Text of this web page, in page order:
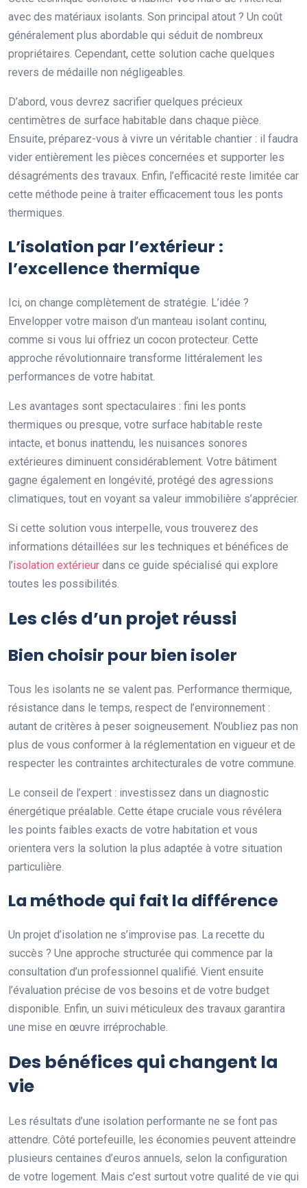
avec des matériaux isolants. Son principal atout ? Un coût
généralement plus abordable qui séduit de nombreux
propriétaires. Cependant, cette solution cache quelques
revers de médaille non négligeables.
D’abord, vous devrez sacrifier quelques précieux
centimètres de surface habitable dans chaque pièce.
Ensuite, préparez-vous à vivre un véritable chantier : il faudra
vider entièrement les pièces concernées et supporter les
désagréments des travaux. Enfin, l’efficacité reste limitée car
cette méthode peine à traiter efficacement tous les ponts
thermiques.
L’isolation par l’extérieur :
l’excellence thermique
Ici, on change complètement de stratégie. L’idée ?
Envelopper votre maison d’un manteau isolant continu,
comme si vous lui offriez un cocon protecteur. Cette
approche révolutionnaire transforme littéralement les
performances de votre habitat.
Les avantages sont spectaculaires : fini les ponts
thermiques ou presque, votre surface habitable reste
intacte, et bonus inattendu, les nuisances sonores
extérieures diminuent considérablement. Votre bâtiment
gagne également en longévité, protégé des agressions
climatiques, tout en voyant sa valeur immobilière s’apprécier.
Si cette solution vous interpelle, vous trouverez des
informations détaillées sur les techniques et bénéfices de
l’isolation extérieur dans ce guide spécialisé qui explore
toutes les possibilités.
Les clés d’un projet réussi
Bien choisir pour bien isoler
Tous les isolants ne se valent pas. Performance thermique,
résistance dans le temps, respect de l’environnement :
autant de critères à peser soigneusement. N’oubliez pas non
plus de vous conformer à la réglementation en vigueur et de
respecter les contraintes architecturales de votre commune.
Le conseil de l’expert : investissez dans un diagnostic
énergétique préalable. Cette étape cruciale vous révélera
les points faibles exacts de votre habitation et vous
orientera vers la solution la plus adaptée à votre situation
particulière.
La méthode qui fait la différence
Un projet d’isolation ne s’improvise pas. La recette du
succès ? Une approche structurée qui commence par la
consultation d’un professionnel qualifié. Vient ensuite
l’évaluation précise de vos besoins et de votre budget
disponible. Enfin, un suivi méticuleux des travaux garantira
une mise en œuvre irréprochable.
Des bénéfices qui changent la
vie
Les résultats d’une isolation performante ne se font pas
attendre. Côté portefeuille, les économies peuvent atteindre
plusieurs centaines d’euros annuels, selon la configuration
de votre logement. Mais c’est surtout votre qualité de vie qui